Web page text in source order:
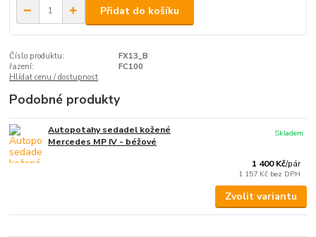
Přidat do košíku
Číslo produktu:
FX13_B
řazení:
FC100
Hlídat cenu / dostupnost
Podobné produkty
Autopotahy sedadel kožené
Mercedes MP IV - béžové
1 400 Kč/pár
1 157 Kč bez DPH
Skladem
Zvolit variantu